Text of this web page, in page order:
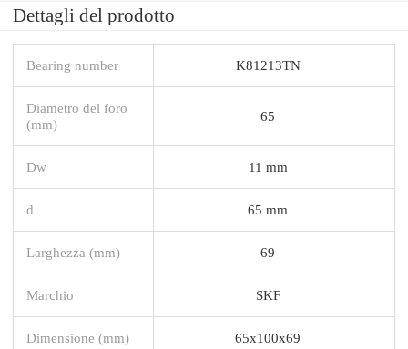
Dettagli del prodotto
Bearing number K81213TN
Diametro del foro
(mm)
65
Dw 11 mm
d 65 mm
Larghezza (mm) 69
Marchio SKF
Dimensione (mm) 65x100x69